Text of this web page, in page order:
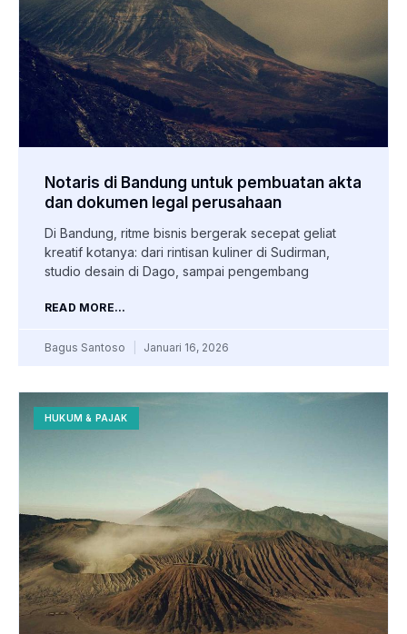
Notaris di Bandung untuk pembuatan akta
dan dokumen legal perusahaan
Di Bandung, ritme bisnis bergerak secepat geliat
kreatif kotanya: dari rintisan kuliner di Sudirman,
studio desain di Dago, sampai pengembang
READ MORE...
Bagus Santoso Januari 16, 2026
HUKUM & PAJAK